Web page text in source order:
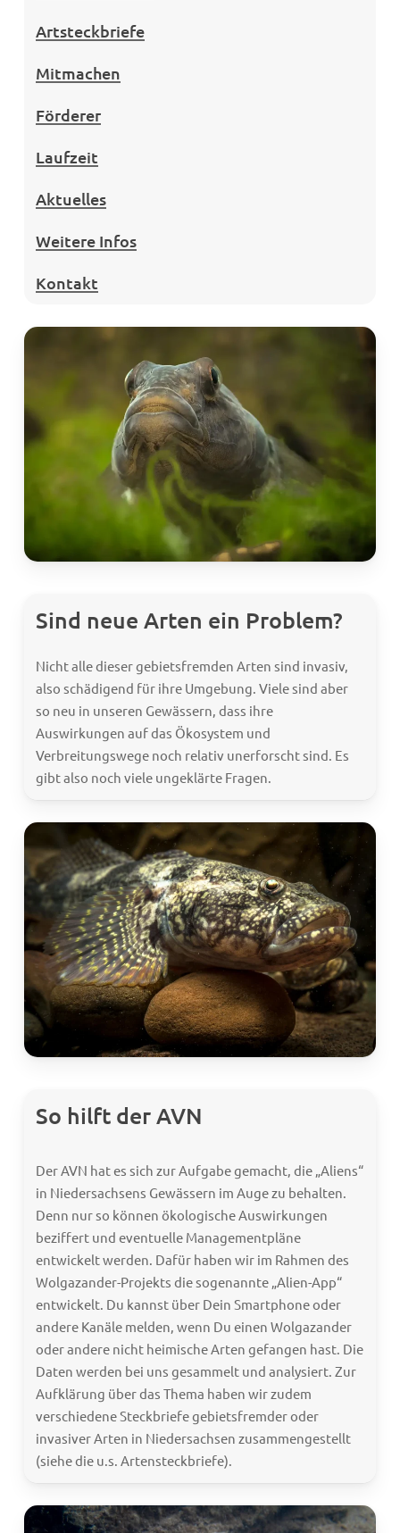
Artsteckbriefe
Mitmachen
Förderer
Laufzeit
Aktuelles
Weitere Infos
Kontakt
Sind neue Arten ein Problem?
Nicht alle dieser gebietsfremden Arten sind invasiv,
also schädigend für ihre Umgebung. Viele sind aber
so neu in unseren Gewässern, dass ihre
Auswirkungen auf das Ökosystem und
Verbreitungswege noch relativ unerforscht sind. Es
gibt also noch viele ungeklärte Fragen.
So hilft der AVN
Der AVN hat es sich zur Aufgabe gemacht, die „Aliens“
in Niedersachsens Gewässern im Auge zu behalten.
Denn nur so können ökologische Auswirkungen
beziffert und eventuelle Managementpläne
entwickelt werden. Dafür haben wir im Rahmen des
Wolgazander-Projekts die sogenannte „Alien-App“
entwickelt. Du kannst über Dein Smartphone oder
andere Kanäle melden, wenn Du einen Wolgazander
oder andere nicht heimische Arten gefangen hast. Die
Daten werden bei uns gesammelt und analysiert. Zur
Aufklärung über das Thema haben wir zudem
verschiedene Steckbriefe gebietsfremder oder
invasiver Arten in Niedersachsen zusammengestellt
(siehe die u.s. Artensteckbriefe).